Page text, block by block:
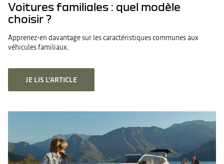
Voitures familiales : quel modèle
choisir ?
Apprenez-en davantage sur les caractéristiques communes aux
véhicules familiaux.
JE LIS L’ARTICLE